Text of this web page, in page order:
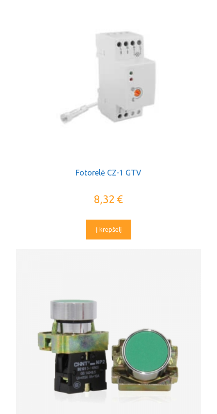
Fotorelė CZ-1 GTV
8,32 €
Į krepšelį